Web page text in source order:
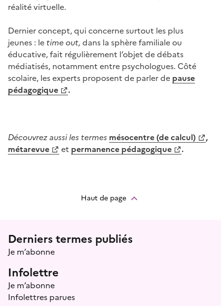
réalité virtuelle.
Dernier concept, qui concerne surtout les plus
jeunes : le time out, dans la sphère familiale ou
éducative, fait régulièrement l’objet de débats
médiatisés, notamment entre psychologues. Côté
scolaire, les experts proposent de parler de pause
pédagogique
.
Découvrez aussi les termes mésocentre(de calcul)
,
métarevue
et permanence pédagogique .
Haut de page
Menu prefooter
Derniers termes publiés
Je m’abonne
Infolettre
Je m’abonne
Infolettres parues